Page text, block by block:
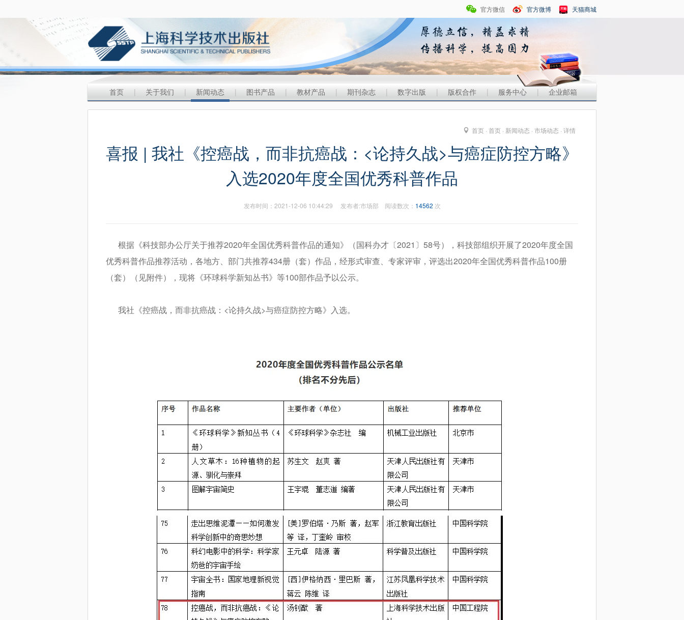
官方微信 官方微博 天猫商城
首页 | 关于我们 | 新闻动态 | 图书产品 | 教材产品 | 期刊杂志 | 数字出版 | 版权合作 | 服务中心 | 企业邮箱
首页 · 首页 · 新闻动态 · 市场动态 · 详情
喜报 | 我社《控癌战，而非抗癌战：<论持久战>与癌症防控方略》
入选2020年度全国优秀科普作品
发布时间：2021-12-06 10:44:29 发布者:市场部 阅读数次： 14562 次
根据《科技部办公厅关于推荐2020年全国优秀科普作品的通知》（国科办才〔2021〕58号），科技部组织开展了2020年度全国
优秀科普作品推荐活动，各地方、部门共推荐434册（套）作品，经形式审查、专家评审，评选出2020年全国优秀科普作品100册
（套）（见附件），现将《环球科学新知丛书》等100部作品予以公示。
我社《控癌战，而非抗癌战：<论持久战>与癌症防控方略》入选。